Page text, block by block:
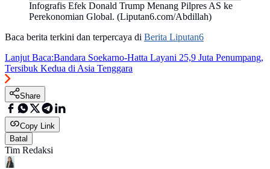
Infografis Efek Donald Trump Menang Pilpres AS ke
Perekonomian Global. (Liputan6.com/Abdillah)
Baca berita terkini dan terpercaya di Berita Liputan6
Lanjut Baca:Bandara Soekarno-Hatta Layani 25,9 Juta Penumpang,
Tersibuk Kedua di Asia Tenggara
Share
Copy Link
Batal
Tim Redaksi